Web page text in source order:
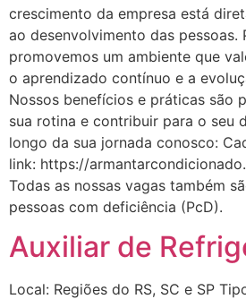
crescimento da empresa está
ao desenvolvimento das pessoas.
promovemos um ambiente que
o aprendizado contínuo e a
Nossos benefícios e práticas são
sua rotina e contribuir para o seu
longo da sua jornada conosco:
link: https://
Todas as nossas vagas também
pessoas com deficiência (PcD).
Auxiliar de
Local: Regiões do RS, SC e SP